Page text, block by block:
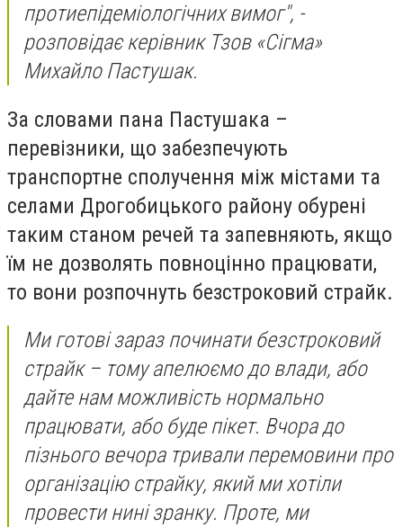
протиепідеміологічних вимог", -
розповідає керівник Тзов «Сігма»
Михайло Пастушак.
За словами пана Пастушака –
перевізники, що забезпечують
транспортне сполучення між містами та
селами Дрогобицького району обурені
таким станом речей та запевняють, якщо
їм не дозволять повноцінно працювати,
то вони розпочнуть безстроковий страйк.
Ми готові зараз починати безстроковий
страйк – тому апелюємо до влади, або
дайте нам можливість нормально
працювати, або буде пікет. Вчора до
пізнього вечора тривали перемовини про
організацію страйку, який ми хотіли
провести нині зранку. Проте, ми